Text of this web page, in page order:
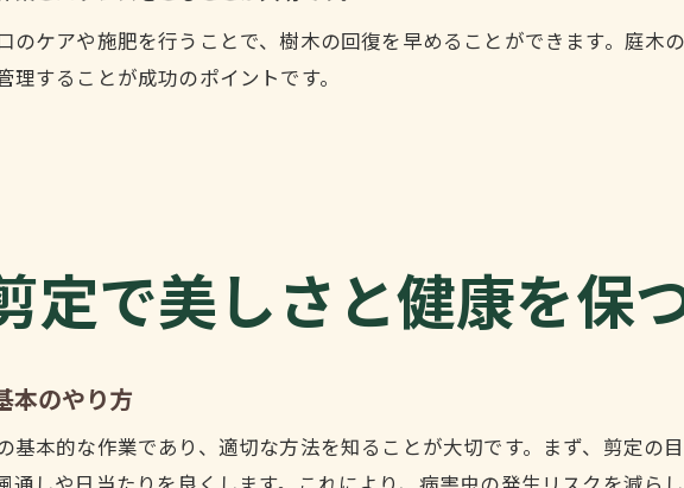
のケアや施肥を行うことで、樹木の回復を早めることができます。庭木
することが成功のポイントです。
定で美しさと健康を保
本のやり方
基本的な作業であり、適切な方法を知ることが大切です。まず、剪定の